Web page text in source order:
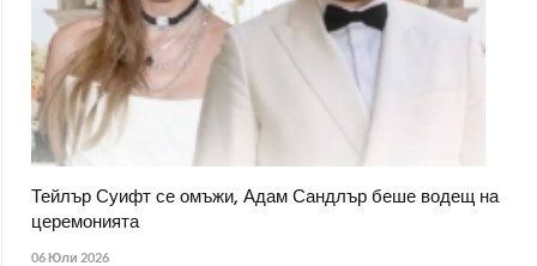
Тейлър Суифт се омъжи, Адам Сандлър беше водещ на
церемонията
06 Юли 2026